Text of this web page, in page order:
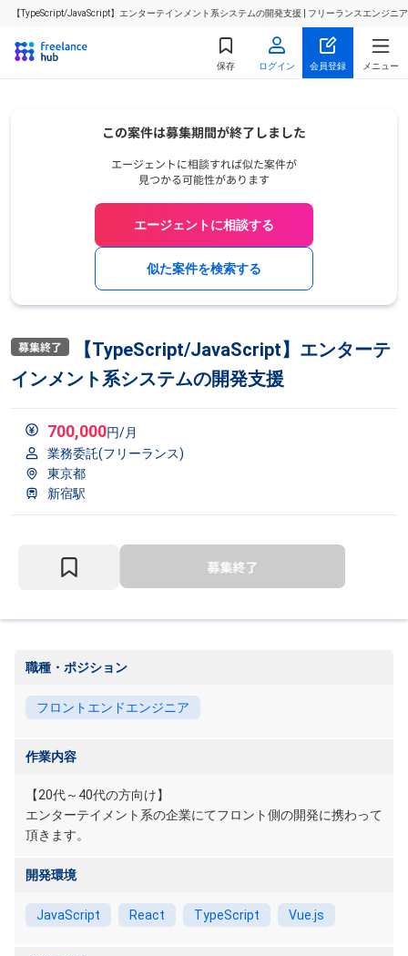
【TypeScript/JavaScript】エンターテインメント系システムの開発支援 | フリーランスエンジニ
保存 ログイン 会員登録 メニュー
エージェントに相談する
似た案件を検索する
【TypeScript/JavaScript】エンターテ
インメント系システムの開発支援
700,000円/月
業務委託(フリーランス)
東京都
新宿駅
職種・ポジション
フロントエンドエンジニア
作業内容
【20代～40代の方向け】
エンターテイメント系の企業にてフロント側の開発に携わって
頂きます。
開発環境
JavaScript React TypeScript Vue.js